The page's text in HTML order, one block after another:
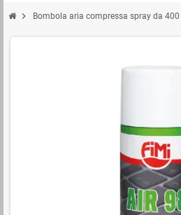
chevron_right Bombola aria compressa spray da 400